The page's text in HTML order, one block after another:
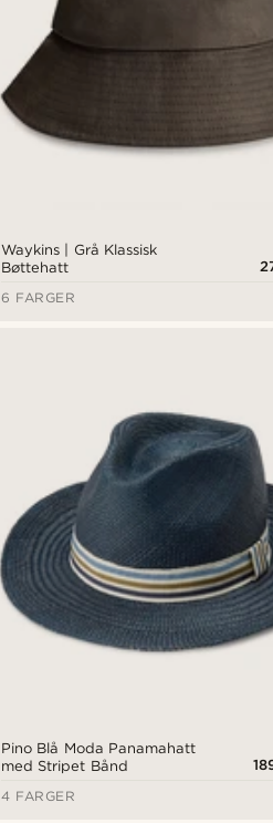
Waykins | Grå Klassisk
Bøttehatt
6 FARGER
Pino Blå Moda Panamahatt
med Stripet Bånd
4 FARGER